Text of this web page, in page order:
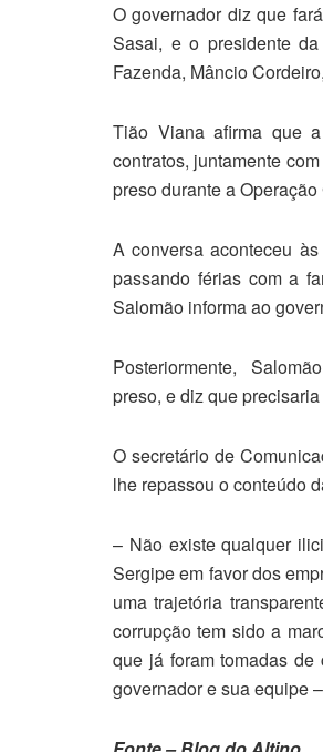
O governador diz que
Sasai, e o presidente
Fazenda, Mâncio
Tião Viana afirma que
contratos, juntamente
preso durante a Operação
A conversa aconteceu
passando férias com a
Salomão informa ao
Posteriormente,
preso, e diz que
O secretário de
lhe repassou o conteúdo
– Não existe qualquer
Sergipe em favor dos
uma trajetória
corrupção tem sido a
que já foram tomadas
governador e sua equipe